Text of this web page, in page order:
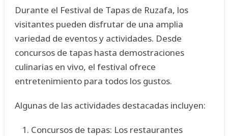
Durante el Festival de Tapas de Ruzafa, los
visitantes pueden disfrutar de una amplia
variedad de eventos y actividades. Desde
concursos de tapas hasta demostraciones
culinarias en vivo, el festival ofrece
entretenimiento para todos los gustos.
Algunas de las actividades destacadas incluyen:
Concursos de tapas: Los restaurantes